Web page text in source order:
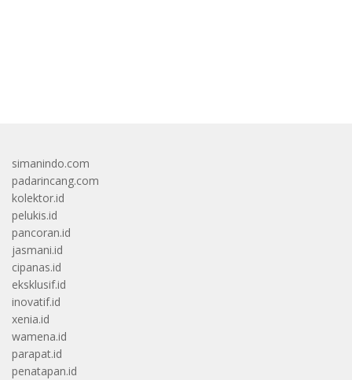
simanindo.com
padarincang.com
kolektor.id
pelukis.id
pancoran.id
jasmani.id
cipanas.id
eksklusif.id
inovatif.id
xenia.id
wamena.id
parapat.id
penatapan.id